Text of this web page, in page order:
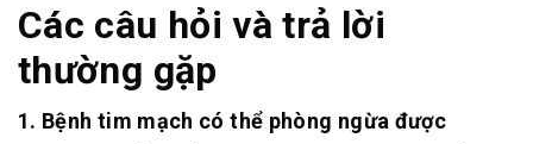
Các câu hỏi và trả lời
thường gặp
1. Bệnh tim mạch có thể phòng ngừa được